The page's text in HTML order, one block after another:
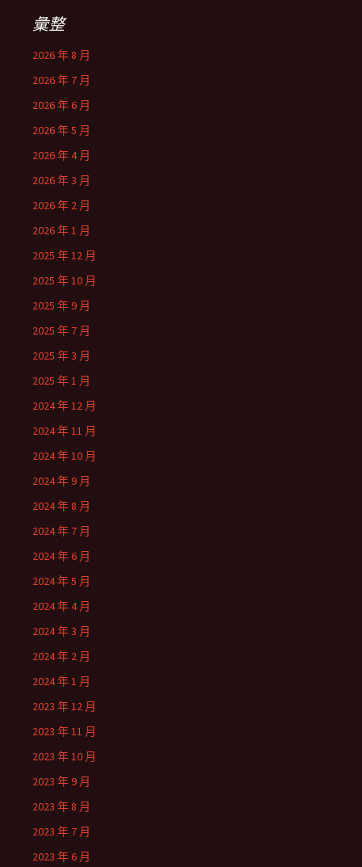
彙整
2026 年 8 月
2026 年 7 月
2026 年 6 月
2026 年 5 月
2026 年 4 月
2026 年 3 月
2026 年 2 月
2026 年 1 月
2025 年 12 月
2025 年 10 月
2025 年 9 月
2025 年 7 月
2025 年 3 月
2025 年 1 月
2024 年 12 月
2024 年 11 月
2024 年 10 月
2024 年 9 月
2024 年 8 月
2024 年 7 月
2024 年 6 月
2024 年 5 月
2024 年 4 月
2024 年 3 月
2024 年 2 月
2024 年 1 月
2023 年 12 月
2023 年 11 月
2023 年 10 月
2023 年 9 月
2023 年 8 月
2023 年 7 月
2023 年 6 月